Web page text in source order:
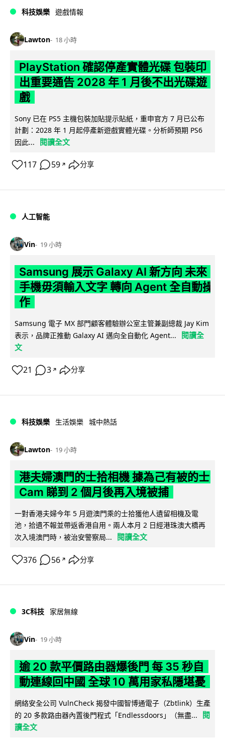
科技娛樂 遊戲情報
Lawton 18 小時
PlayStation 確認停產實體光碟 包裝印
出重要通告 2028 年 1 月後不出光碟遊
戲
Sony 已在 PS5 主機包裝加貼提示貼紙，重申官方 7 月已公布
計劃：2028 年 1 月起停產新遊戲實體光碟。分析師預期 PS6
因此...
閱讀全文
117 59 ↗ 分享
人工智能
Vin 19 小時
Samsung 展示 Galaxy AI 新方向 未來
手機毋須輸入文字 轉向 Agent 全自動操
作
Samsung 電子 MX 部門顧客體驗辦公室主管兼副總裁 Jay Kim
表示，品牌正推動 Galaxy AI 邁向全自動化 Agent...
閱讀全
文
21 3 ↗ 分享
科技娛樂 生活娛樂 城中熱話
Lawton 19 小時
港夫婦澳門的士拾相機 據為己有被的士
Cam 睇到 2 個月後再入境被捕
一對香港夫婦今年 5 月遊澳門乘的士拾獲他人遺留相機及電
池，拾遺不報並帶返香港自用。兩人本月 2 日經港珠澳大橋再
次入境澳門時，被治安警察局...
閱讀全文
376 56 ↗ 分享
3C科技 家居無線
Vin 19 小時
逾 20 款平價路由器爆後門 每 35 秒自
動連線回中國 全球 10 萬用家私隱堪憂
網絡安全公司 VulnCheck 揭發中國智博通電子（Zbtlink）生產
的 20 多款路由器內置後門程式「Endlessdoors」（無盡...
閱
讀全文